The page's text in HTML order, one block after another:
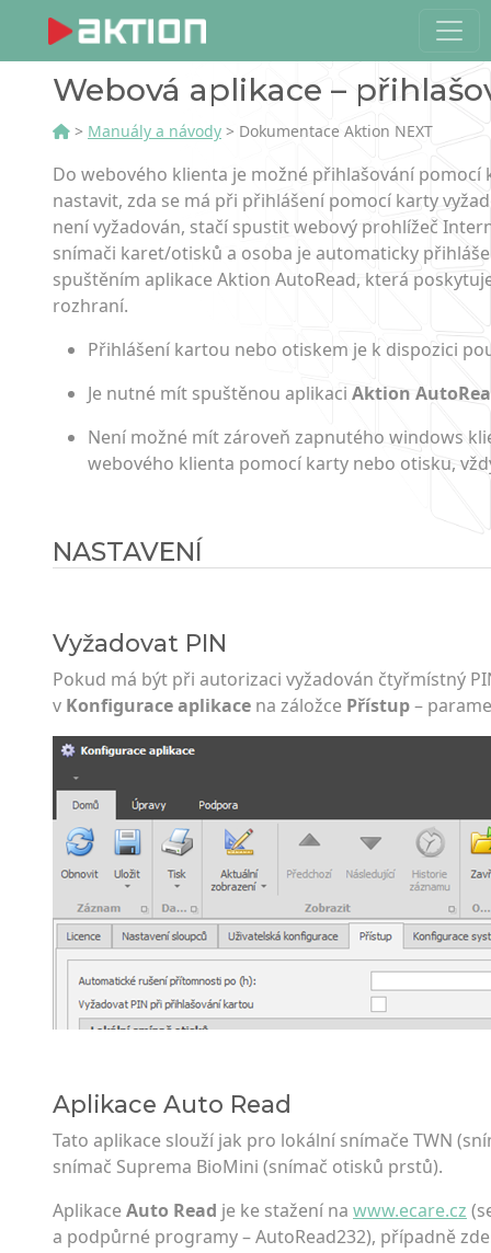
Webová aplikace –
> Manuály a návody > Dokumentace Aktion NEXT
Do webového klienta je možné přihlašování
nastavit, zda se má při přihlášení pomocí karty
není vyžadován, stačí spustit webový prohlížeč
snímači karet/otisků a osoba je automaticky
spuštěním aplikace Aktion AutoRead, která
rozhraní.
Přihlášení kartou nebo otiskem je k dispozici
Je nutné mít spuštěnou aplikaci Aktion
Není možné mít zároveň zapnutého windows
webového klienta pomocí karty nebo otisku,
NASTAVENÍ
Vyžadovat PIN
Pokud má být při autorizaci vyžadován čtyřmístný
v Konfigurace aplikace na záložce Přístup–
Aplikace Auto Read
Tato aplikace slouží jak pro lokální snímače TWN
snímač Suprema BioMini (snímač otisků prstů).
AplikaceAuto Read je ke stažení na www.ecare.cz
a podpůrné programy – AutoRead232), případně